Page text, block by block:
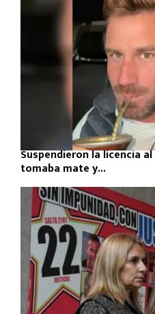
Suspendieron la licencia
tomaba mate y...